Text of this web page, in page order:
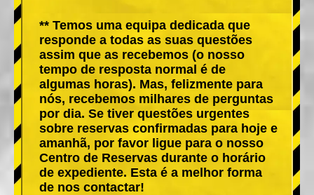
** Temos uma equipa dedicada que
responde a todas as suas questões
assim que as recebemos (o nosso
tempo de resposta normal é de
algumas horas). Mas, felizmente para
nós, recebemos milhares de perguntas
por dia. Se tiver questões urgentes
sobre reservas confirmadas para hoje e
amanhã, por favor ligue para o nosso
Centro de Reservas durante o horário
de expediente. Esta é a melhor forma
de nos contactar!